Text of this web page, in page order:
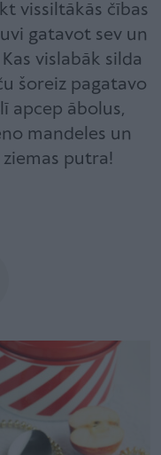
vissiltākās čības
gatavot sev un
vislabāk silda
šoreiz pagatavo
apcep ābolus,
mandeles un
putra!